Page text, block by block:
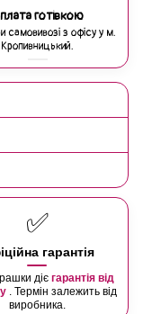
готівкою
самовивозі з офісу у м.
Кропивницький.
✅
гарантія
діє гарантія від
. Термін залежить від
виробника.